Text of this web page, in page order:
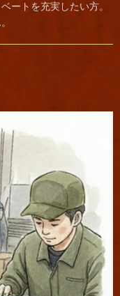
ートを充実したい方。